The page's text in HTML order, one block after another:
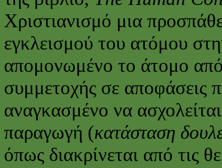
Χριστιανισμό μια
εγκλεισμού του ατόμου
απομονωμένο το άτομο
συμμετοχής σε αποφάσεις
αναγκασμένο να
παραγωγή (κατάσταση
όπως διακρίνεται από τις